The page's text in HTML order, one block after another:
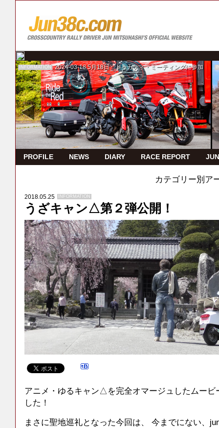
INFORMATION 2024-03-18 5月18日 ドゥカティ・ミーティングに参加
PROFILE NEWS DIARY RACE REPORT
カテゴリー別ア
2018.05.25 INFORMATION
うざキャン△第２弾公開！
アニメ・ゆるキャン△を完全オマージュしたムービ
した！
まさに聖地巡礼となった今回は、 今までにない、